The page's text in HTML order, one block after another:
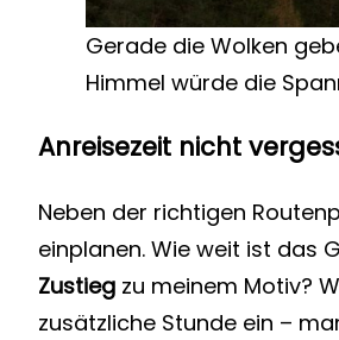
Gerade die Wolken
Himmel würde die
Anreisezeit nicht
Neben der richtigen
einplanen. Wie weit ist das
Zustieg zu meinem Motiv?
zusätzliche Stunde ein –